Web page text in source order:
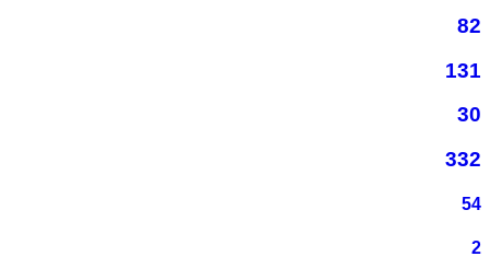
82
131
30
332
54
2